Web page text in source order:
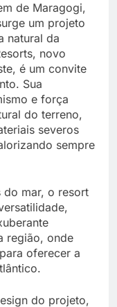
de Maragogi,
um projeto
natural da
novo
é um convite
Sua
e força
do terreno,
severos
sempre
do mar, o resort
região, onde
oferecer a
do projeto,